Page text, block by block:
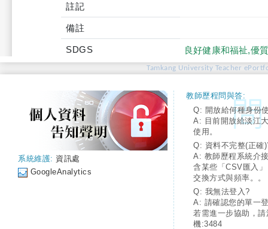
註記
備註
SDGS 良好健康和福祉,優
Tamkang University Teacher
系統維護: 資訊處
GoogleAnalytics
教師歷程問與答:
Q: 開放給何種身份
A: 目前開放給淡江
使用。
Q: 資料不完整(正確
A: 教師歷程系統介
含某些「CSV匯入
交換方式與頻率。。
Q: 我無法登入?
A: 請確認您的單一
若需進一步協助，
機:3484